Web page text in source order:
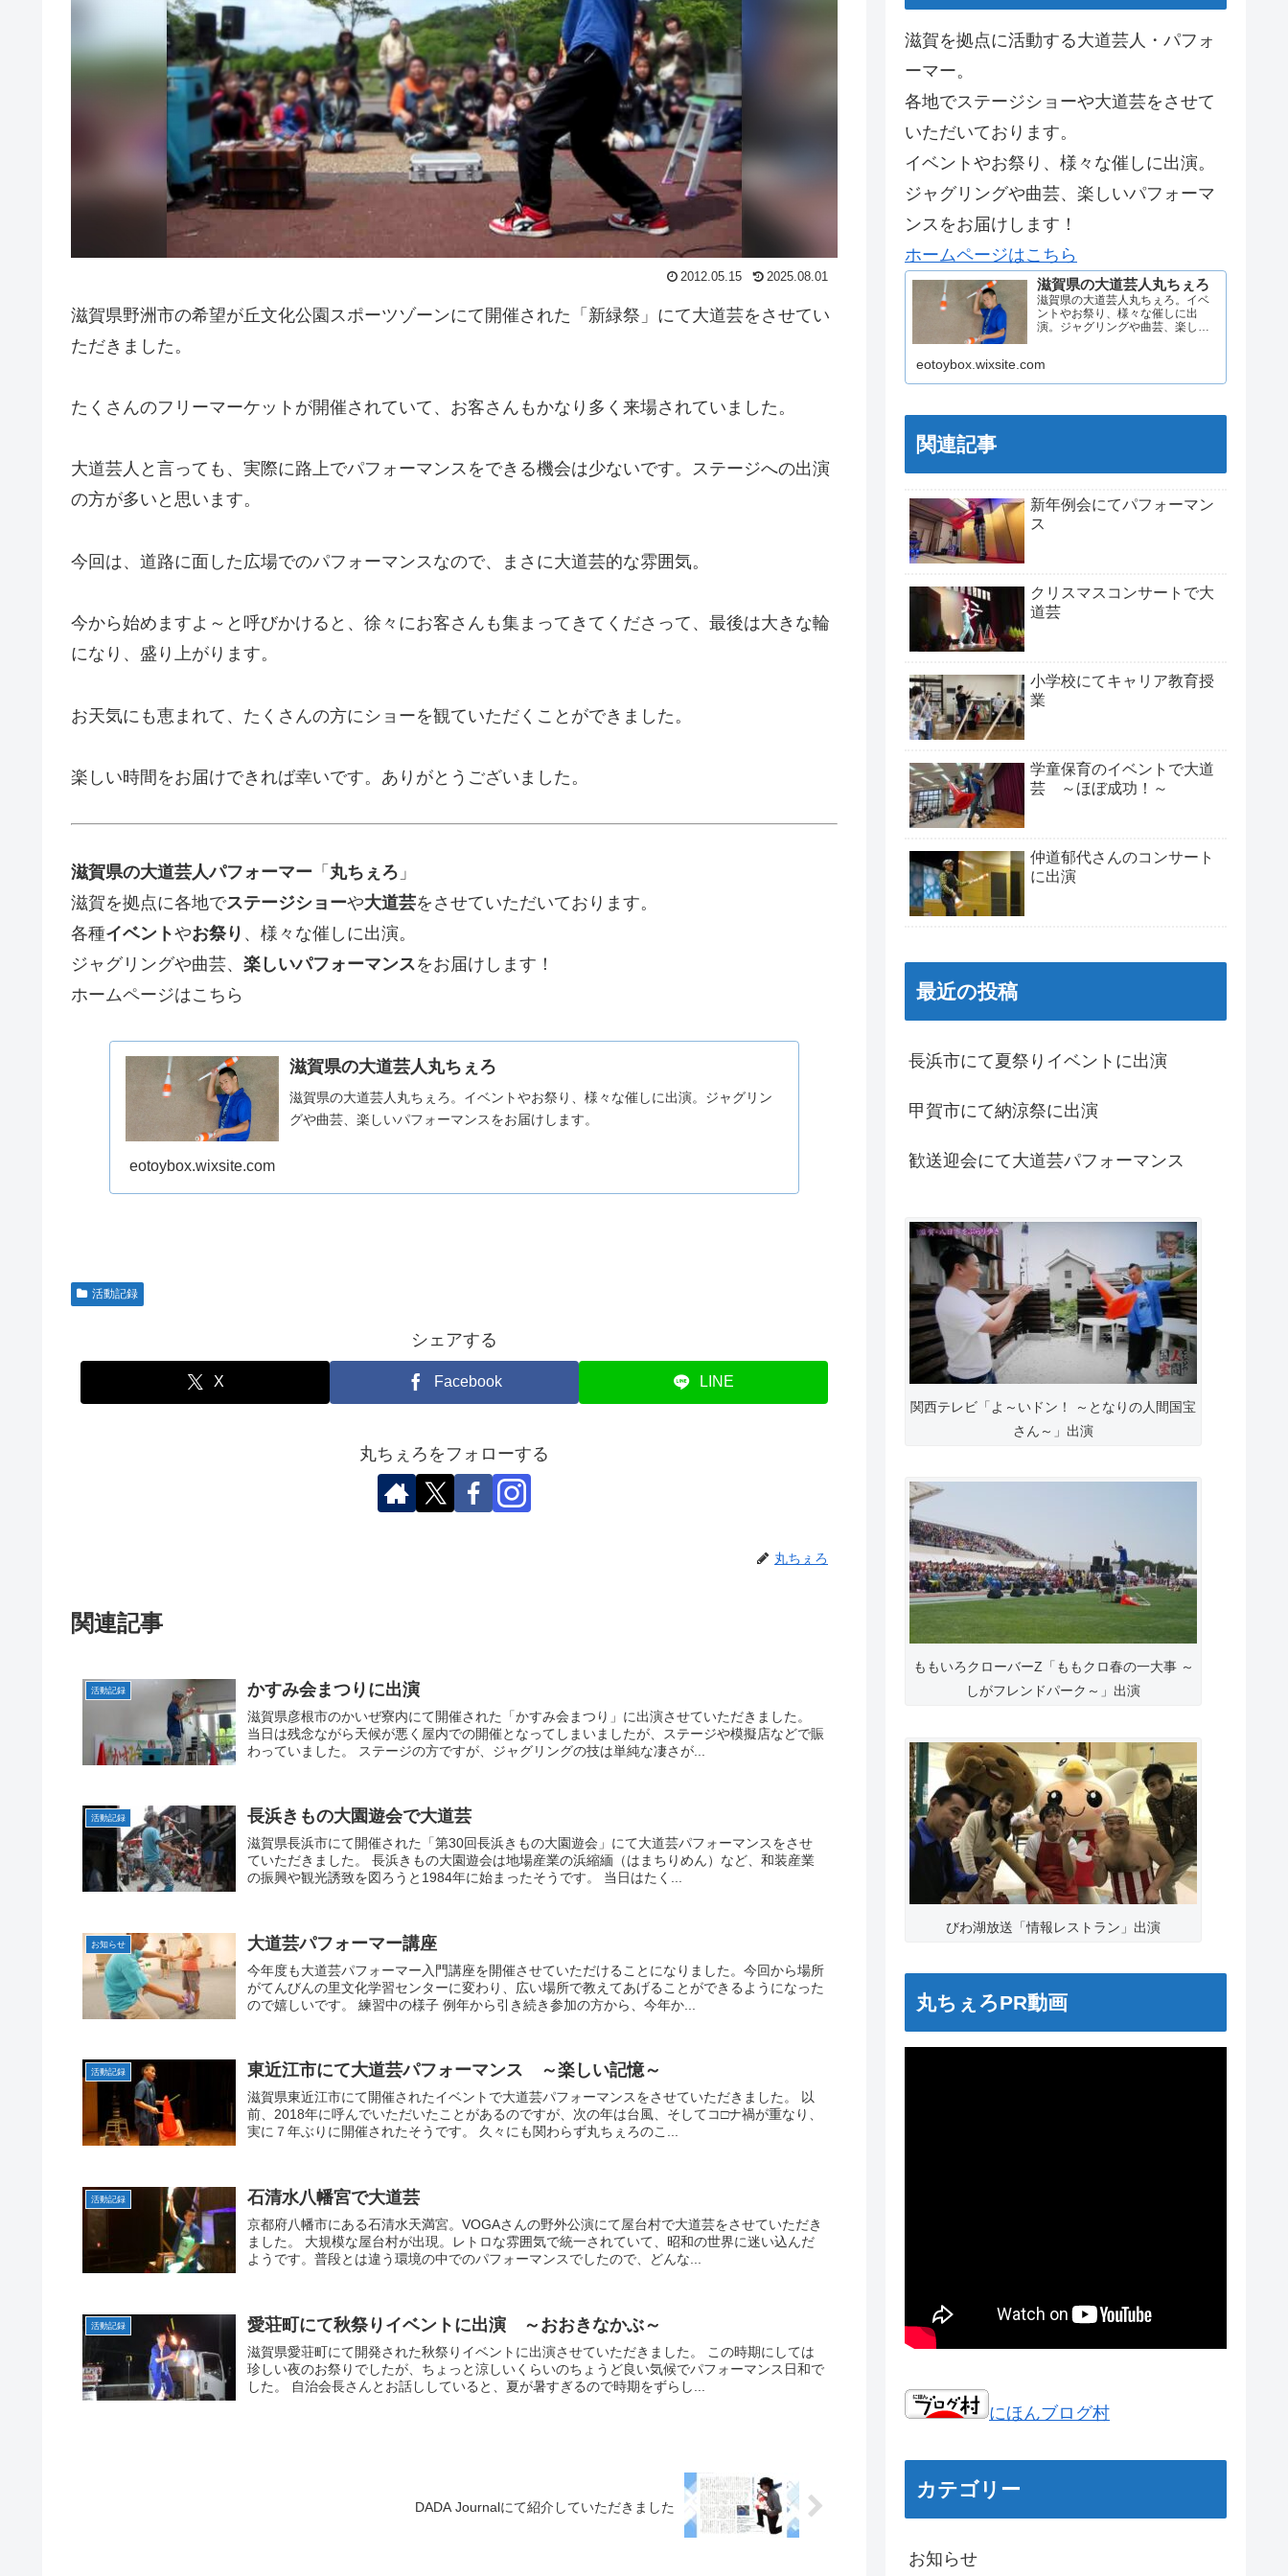
2012.05.15 2025.08.01
滋賀県野洲市の希望が丘文化公園スポーツゾーンにて開催された「新緑祭」にて大道芸をさせてい
ただきました。
たくさんのフリーマーケットが開催されていて、お客さんもかなり多く来場されていました。
大道芸人と言っても、実際に路上でパフォーマンスをできる機会は少ないです。ステージへの出演
の方が多いと思います。
今回は、道路に面した広場でのパフォーマンスなので、まさに大道芸的な雰囲気。
今から始めますよ～と呼びかけると、徐々にお客さんも集まってきてくださって、最後は大きな輪
になり、盛り上がります。
お天気にも恵まれて、たくさんの方にショーを観ていただくことができました。
楽しい時間をお届けできれば幸いです。ありがとうございました。
滋賀県の大道芸人パフォーマー 「 丸ちぇろ 」
滋賀を拠点に各地でステージショーや大道芸をさせていただいております。
各種イベントやお祭り 、様々な催しに出演。
ジャグリングや曲芸、 楽しいパフォーマンスをお届けします！
ホームページはこちら
滋賀県の大道芸人丸ちぇろ
滋賀県の大道芸人丸ちぇろ。イベントやお祭り、様々な催しに出演。ジャグリン
グや曲芸、楽しいパフォーマンスをお届けします。
eotoybox.wixsite.com
活動記録
シェアする
X Facebook LINE
丸ちぇろをフォローする
丸ちぇろ
関連記事
活動記録 かすみ会まつりに出演
滋賀県彦根市のかいぜ寮内にて開催された「かすみ会まつり」に出演させていただきました。
当日は残念ながら天候が悪く屋内での開催となってしまいましたが、ステージや模擬店などで賑
わっていました。 ステージの方ですが、ジャグリングの技は単純な凄さが...
活動記録 長浜きもの大園遊会で大道芸
滋賀県長浜市にて開催された「第30回長浜きもの大園遊会」にて大道芸パフォーマンスをさせ
ていただきました。 長浜きもの大園遊会は地場産業の浜縮緬（はまちりめん）など、和装産業
の振興や観光誘致を図ろうと1984年に始まったそうです。 当日はたく...
お知らせ 大道芸パフォーマー講座
今年度も大道芸パフォーマー入門講座を開催させていただけることになりました。今回から場所
がてんびんの里文化学習センターに変わり、広い場所で教えてあげることができるようになった
ので嬉しいです。 練習中の様子 例年から引き続き参加の方から、今年か...
活動記録 東近江市にて大道芸パフォーマンス ～楽しい記憶～
滋賀県東近江市にて開催されたイベントで大道芸パフォーマンスをさせていただきました。 以
前、2018年に呼んでいただいたことがあるのですが、次の年は台風、そしてコ□ナ禍が重なり、
実に７年ぶりに開催されたそうです。 久々にも関わらず丸ちぇろのこ...
活動記録 石清水八幡宮で大道芸
京都府八幡市にある石清水天満宮。VOGAさんの野外公演にて屋台村で大道芸をさせていただき
ました。 大規模な屋台村が出現。レトロな雰囲気で統一されていて、昭和の世界に迷い込んだ
ようです。普段とは違う環境の中でのパフォーマンスでしたので、どんな...
活動記録 愛荘町にて秋祭りイベントに出演 ～おおきなかぶ～
滋賀県愛荘町にて開発された秋祭りイベントに出演させていただきました。 この時期にしては
珍しい夜のお祭りでしたが、ちょっと涼しいくらいのちょうど良い気候でパフォーマンス日和で
した。 自治会長さんとお話ししていると、夏が暑すぎるので時期をずらし...
DADA Journalにて紹介していただきました
滋賀を拠点に活動する大道芸人・パフォ
ーマー。
各地でステージショーや大道芸をさせて
いただいております。
イベントやお祭り、様々な催しに出演。
ジャグリングや曲芸、楽しいパフォーマ
ンスをお届けします！
ホームページはこちら
滋賀県の大道芸人丸ちぇろ
滋賀県の大道芸人丸ちぇろ。イベ
ントやお祭り、様々な催しに出
演。ジャグリングや曲芸、楽しい
eotoybox.wixsite.com
関連記事
新年例会にてパフォーマン
ス
クリスマスコンサートで大
道芸
小学校にてキャリア教育授
業
学童保育のイベントで大道
芸 ～ほぼ成功！～
仲道郁代さんのコンサート
に出演
最近の投稿
長浜市にて夏祭りイベントに出演
甲賀市にて納涼祭に出演
歓送迎会にて大道芸パフォーマンス
関西テレビ「よ～いドン！ ～となりの人間国宝
さん～」出演
ももいろクローバーZ「ももクロ春の一大事 ～
しがフレンドパーク～」出演
びわ湖放送「情報レストラン」出演
丸ちぇろPR動画
にほんブログ村
カテゴリー
お知らせ